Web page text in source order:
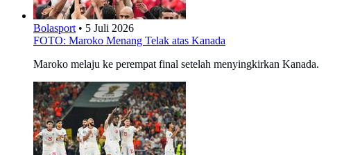
Bolasport • 5 Juli 2026
FOTO: Maroko Menang Telak atas Kanada
Maroko melaju ke perempat final setelah menyingkirkan Kanada.